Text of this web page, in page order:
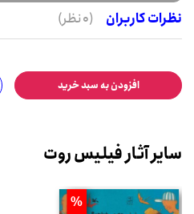
نظرات کاربران
(0 نظر)
افزودن به سبد خرید
سایر آثار فیلیس روت
%